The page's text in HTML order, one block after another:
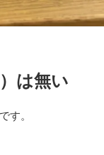
は無い
す。